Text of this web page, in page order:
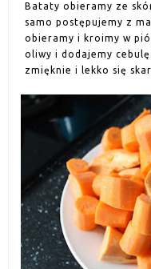
Bataty obieramy ze
samo postępujemy z
obieramy i kroimy w
oliwy i dodajemy
zmięknie i lekko się